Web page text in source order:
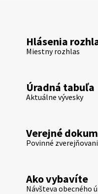
Hlásenia
Miestny rozhlas
Úradná tabuľa
Aktuálne vývesky
Verejné
Povinné
Ako vybavíte
Návšteva obecného